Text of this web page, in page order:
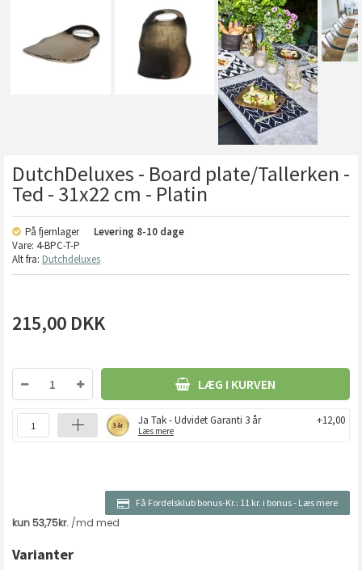
DutchDeluxes - Board plate/Tallerken -
Ted - 31x22 cm - Platin
På fjernlager Levering 8-10 dage
Vare: 4-BPC-T-P
Alt fra: Dutchdeluxes
215,00 DKK
LÆG I KURVEN
Ja Tak - Udvidet Garanti 3 år
Læs mere
+12,00
Få Fordelsklub bonus-Kr.: 11 kr. i bonus- Læs mere
Varianter